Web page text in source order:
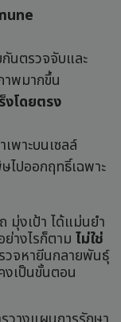
นตรวจจับและ
าพมากขึ้น
งโดยตรง
พาะบนเซลล์
ไปออกฤทธิ์เฉพาะ
มุ่งเป้า ได้แม่นยำ
างไรก็ตาม ไม่ใช่
วจหายีนกลายพันธุ์
งเป็นขั้นตอน